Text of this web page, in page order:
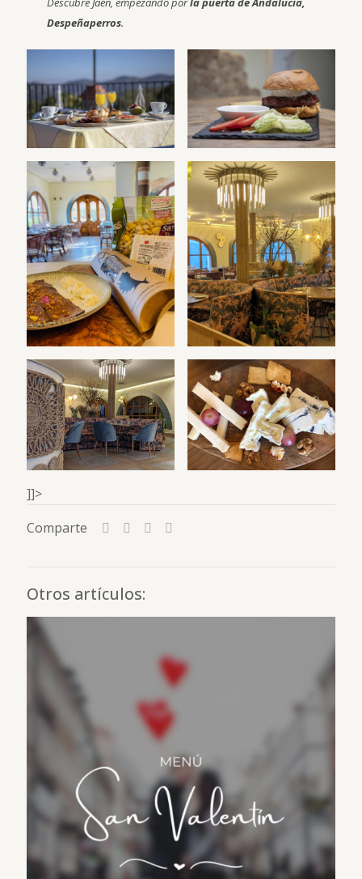
Despeñaperros.
]]>
Comparte
Otros artículos: